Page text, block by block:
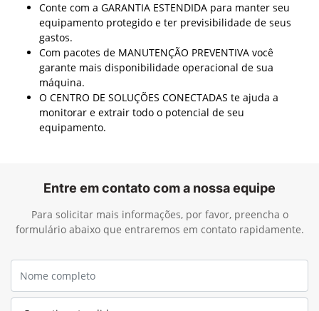
Conte com a GARANTIA ESTENDIDA para manter seu
equipamento protegido e ter previsibilidade de seus
gastos.
Com pacotes de MANUTENÇÃO PREVENTIVA você
garante mais disponibilidade operacional de sua
máquina.
O CENTRO DE SOLUÇÕES CONECTADAS te ajuda a
monitorar e extrair todo o potencial de seu
equipamento.
Entre em contato com a nossa equipe
Para solicitar mais informações, por favor, preencha o
formulário abaixo que entraremos em contato rapidamente.